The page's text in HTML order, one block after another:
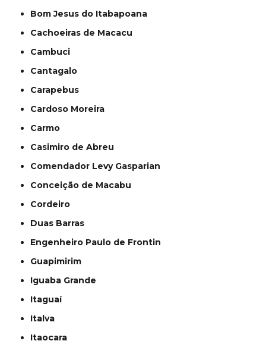
Bom Jesus do Itabapoana
Cachoeiras de Macacu
Cambuci
Cantagalo
Carapebus
Cardoso Moreira
Carmo
Casimiro de Abreu
Comendador Levy Gasparian
Conceição de Macabu
Cordeiro
Duas Barras
Engenheiro Paulo de Frontin
Guapimirim
Iguaba Grande
Itaguaí
Italva
Itaocara